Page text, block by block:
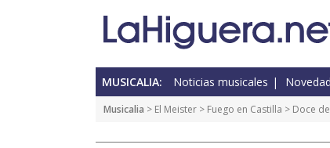
MUSICALIA: Noticias musicales
Musicalia > El Meister > Fuego en Castilla > Doce